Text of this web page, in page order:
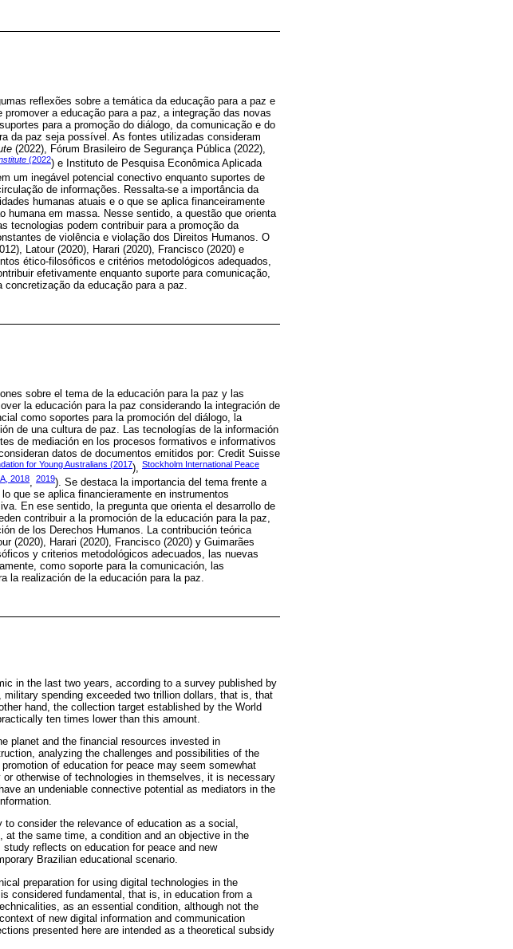
reflexões sobre a temática da educação para a paz e
a educação para a paz, a integração das novas
para a promoção do diálogo, da comunicação e do
da paz seja possível. As fontes utilizadas consideram
(2022), Fórum Brasileiro de Segurança Pública (2022),
(2022) e Instituto de Pesquisa Econômica Aplicada
um inegável potencial conectivo enquanto suportes de
de informações. Ressalta-se a importância da
humanas atuais e o que se aplica financeiramente
em massa. Nesse sentido, a questão que orienta
tecnologias podem contribuir para a promoção da
de violência e violação dos Direitos Humanos. O
Latour (2020), Harari (2020), Francisco (2020) e
ético-filosóficos e critérios metodológicos adequados,
efetivamente enquanto suporte para comunicação,
da educação para a paz.
sobre el tema de la educación para la paz y las
la educación para la paz considerando la integración de
como soportes para la promoción del diálogo, la
de una cultura de paz. Las tecnologías de la información
de mediación en los procesos formativos e informativos
datos de documentos emitidos por: Credit Suisse
for Young Australians (2017),
Stockholm International Peace
2018, 2019). Se destaca la importancia del tema frente a
que se aplica financieramente en instrumentos
En ese sentido, la pregunta que orienta el desarrollo de
contribuir a la promoción de la educación para la paz,
de los Derechos Humanos. La contribución teórica
(2020), Harari (2020), Francisco (2020) y Guimarães
y criterios metodológicos adecuados, las nuevas
como soporte para la comunicación, las
la realización de la educación para la paz.
in the last two years, according to a survey published by
military spending exceeded two trillion dollars, that is, that
hand, the collection target established by the World
ten times lower than this amount.
planet and the financial resources invested in
analyzing the challenges and possibilities of the
of education for peace may seem somewhat
otherwise of technologies in themselves, it is necessary
an undeniable connective potential as mediators in the
consider the relevance of education as a social,
the same time, a condition and an objective in the
reflects on education for peace and new
Brazilian educational scenario.
preparation for using digital technologies in the
considered fundamental, that is, in education from a
as an essential condition, although not the
of new digital information and communication
presented here are intended as a theoretical subsidy